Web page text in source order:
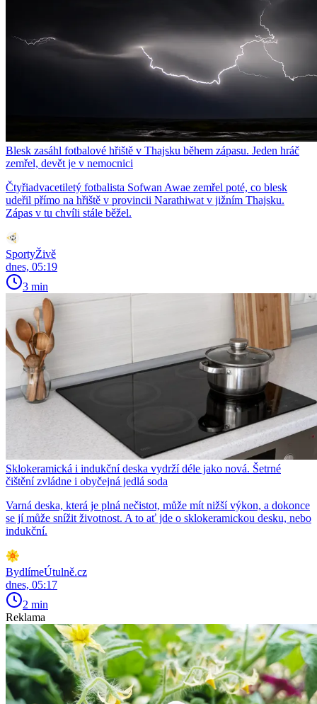
Blesk zasáhl fotbalové hřiště v Thajsku během zápasu. Jeden hráč
zemřel, devět je v nemocnici
Čtyřiadvacetiletý fotbalista Sofwan Awae zemřel poté, co blesk
udeřil přímo na hřiště v provincii Narathiwat v jižním Thajsku.
Zápas v tu chvíli stále běžel.
SportyŽivě
dnes, 05:19
3 min
Sklokeramická i indukční deska vydrží déle jako nová. Šetrné
čištění zvládne i obyčejná jedlá soda
Varná deska, která je plná nečistot, může mít nižší výkon, a dokonce
se jí může snížit životnost. A to ať jde o sklokeramickou desku, nebo
indukční.
BydlímeÚtulně.cz
dnes, 05:17
2 min
Reklama